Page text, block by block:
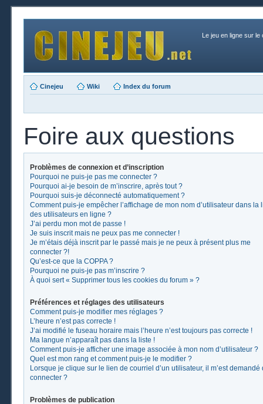
Le jeu en ligne sur le
Cinejeu Wiki Index du forum
Foire aux questions
Problèmes de connexion et d’inscription
Pourquoi ne puis-je pas me connecter ?
Pourquoi ai-je besoin de m’inscrire, après tout ?
Pourquoi suis-je déconnecté automatiquement ?
Comment puis-je empêcher l’affichage de mon nom d’utilisateur dans la
des utilisateurs en ligne ?
J’ai perdu mon mot de passe !
Je suis inscrit mais ne peux pas me connecter !
Je m’étais déjà inscrit par le passé mais je ne peux à présent plus me
connecter ?!
Qu’est-ce que la COPPA ?
Pourquoi ne puis-je pas m’inscrire ?
À quoi sert « Supprimer tous les cookies du forum » ?
Préférences et réglages des utilisateurs
Comment puis-je modifier mes réglages ?
L’heure n’est pas correcte !
J’ai modifié le fuseau horaire mais l’heure n’est toujours pas correcte !
Ma langue n’apparaît pas dans la liste !
Comment puis-je afficher une image associée à mon nom d’utilisateur ?
Quel est mon rang et comment puis-je le modifier ?
Lorsque je clique sur le lien de courriel d’un utilisateur, il m’est demandé
connecter ?
Problèmes de publication